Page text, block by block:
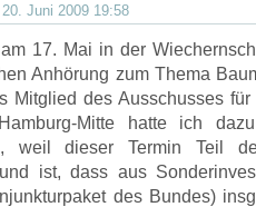
Juni 2009 19:58
17. Mai in der
Anhörung zum Thema
Mitglied des Ausschusses
Mitte hatte ich
weil dieser Termin Teil
ist, dass aus
des Bundes)